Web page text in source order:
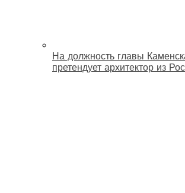
На должность главы
претендует архитектор из